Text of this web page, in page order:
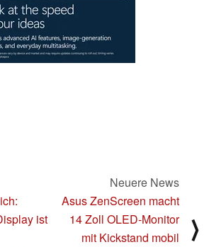
ist
Neuere News
Asus ZenScreen macht
14 Zoll OLED-Monitor
mit Kickstand mobil
⟩